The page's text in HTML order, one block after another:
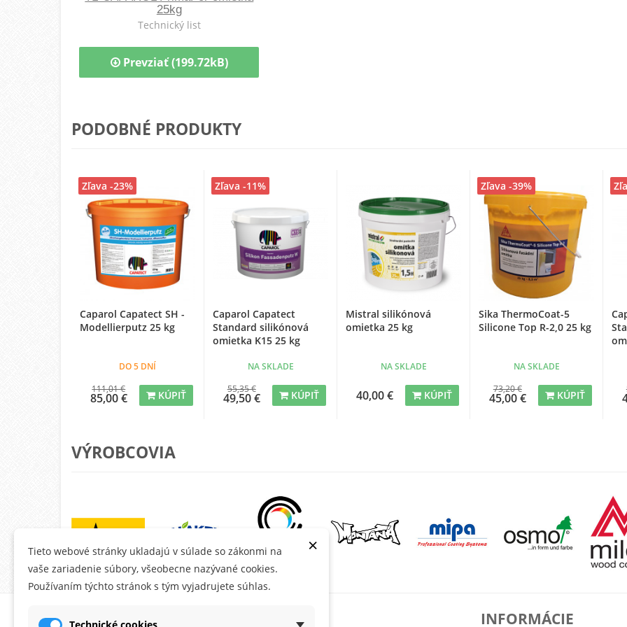
25kg
Technický list
Prevziať (199.72kB)
PODOBNÉ PRODUKTY
Caparol Capatect SH -
Modellierputz 25 kg
DO 5 DNÍ
111,01 €
85,00 € KÚPIŤ
Zľava -23%
Caparol Capatect
Standard silikónová
omietka K15 25 kg
NA SKLADE
55,35 €
49,50 € KÚPIŤ
Zľava -11%
Mistral silikónová
omietka 25 kg
NA SKLADE
40,00 € KÚPIŤ
Sika ThermoCoat-5
Silicone Top R-2,0 25 kg
NA SKLADE
73,20 €
45,00 € KÚPIŤ
Zľava -39%
VÝROBCOVIA
O MONTANA.SK ÚČET INFORMÁCIE
×
Tieto webové stránky ukladajú v súlade so zákonmi na
vaše zariadenie súbory, všeobecne nazývané cookies.
Používaním týchto stránok s tým vyjadrujete súhlas.